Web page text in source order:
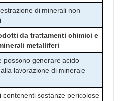
di minerali non
da trattamenti chimici e
metalliferi
possono generare acido
lavorazione di minerale
contenenti sostanze pericolose